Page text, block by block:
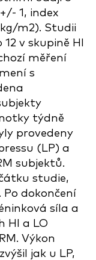
1, index
m2). Studii
v skupině HI
měření
s
týdně
provedeny
(LP) a
subjektů.
studie,
Po dokončení
síla a
HI a LO
Výkon
jak u LP,